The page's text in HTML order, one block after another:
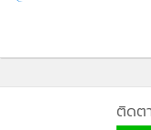
ติดต